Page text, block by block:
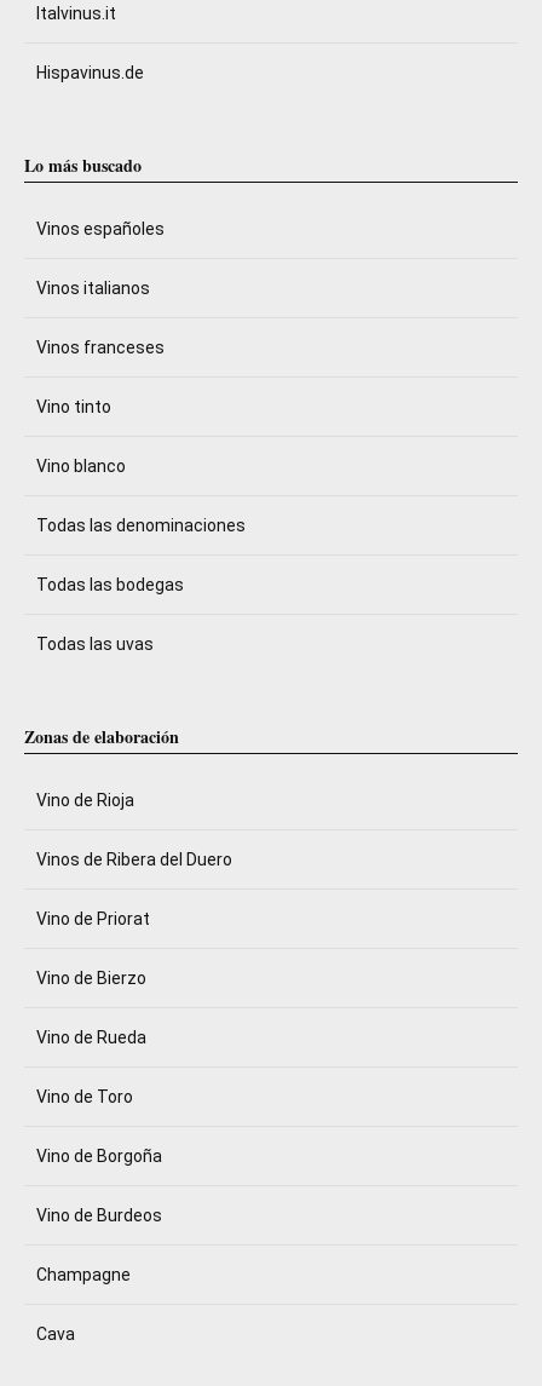
Italvinus.it
Hispavinus.de
Lo más buscado
Vinos españoles
Vinos italianos
Vinos franceses
Vino tinto
Vino blanco
Todas las denominaciones
Todas las bodegas
Todas las uvas
Zonas de elaboración
Vino de Rioja
Vinos de Ribera del Duero
Vino de Priorat
Vino de Bierzo
Vino de Rueda
Vino de Toro
Vino de Borgoña
Vino de Burdeos
Champagne
Cava